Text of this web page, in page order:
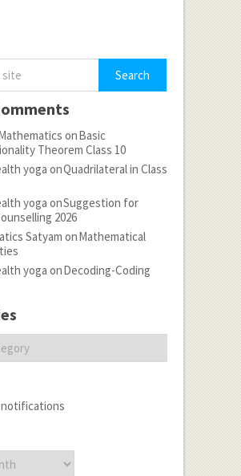
onBasic
Theorem Class 10
yoga onQuadrilateral in Class
yoga onSuggestion for
2026
Satyam onMathematical
yoga onDecoding-Coding